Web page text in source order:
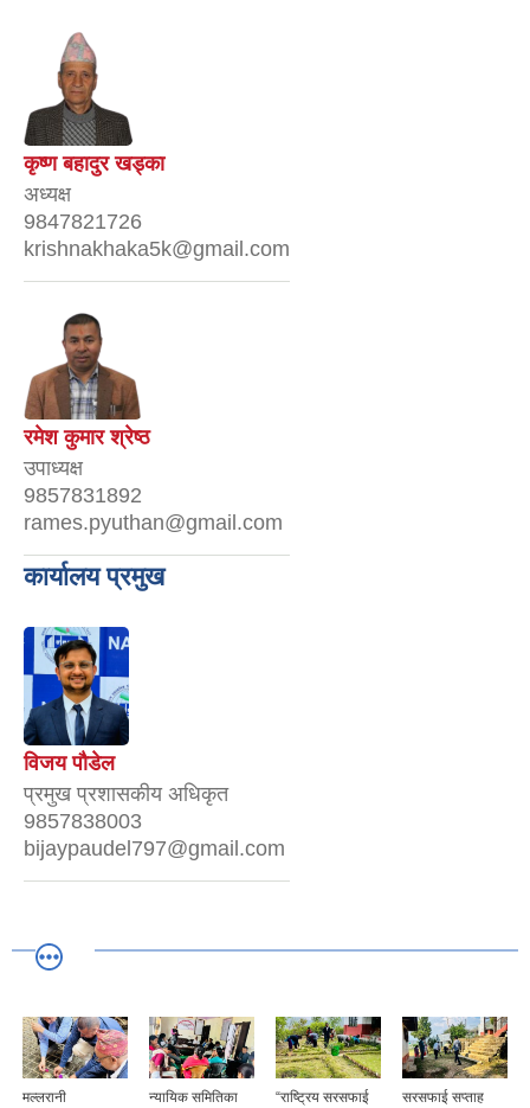
कृष्ण बहादुर खड्का
अध्यक्ष
9847821726
krishnakhaka5k@gmail.com
रमेश कुमार श्रेष्ठ
उपाध्यक्ष
9857831892
rames.pyuthan@gmail.com
कार्यालय प्रमुख
विजय पौडेल
प्रमुख प्रशासकीय अधिकृत
9857838003
bijaypaudel797@gmail.com
मल्लरानी न्यायिक समितिका “राष्ट्रिय सरसफाई सरसफाई सप्ताह